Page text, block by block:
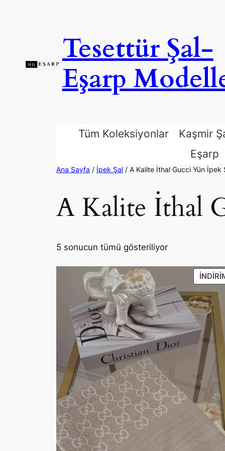
Tesettür Şal-
Eşarp
Tüm Koleksiyonlar Kaşmir
Eşarp
Ana Sayfa / İpek Şal / A Kalite İthal Gucci Yün İpek
A Kalite İthal
5 sonucun tümü gösteriliyor